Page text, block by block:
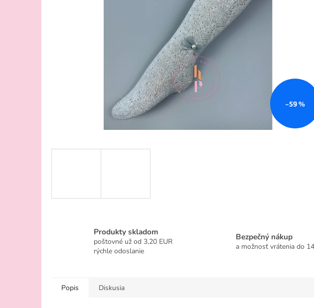
–59 %
Produkty skladom
poštovné už od 3,20 EUR
rýchle odoslanie
Bezpečný nákup
a možnosť vrátenia do
Popis Diskusia